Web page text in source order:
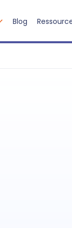
Blog